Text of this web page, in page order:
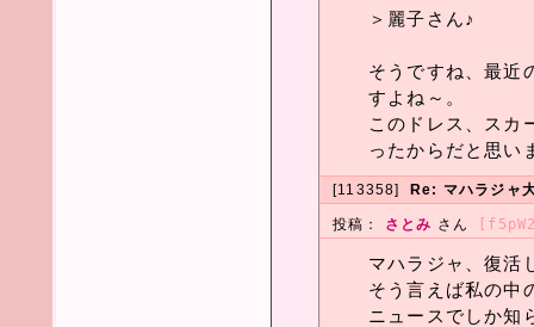
＞麗子さん♪
そうですね、最近
すよね～。
このドレス、スカ
ったからだと思い
[113358] Re: マハラジャ
投稿： さとみ さん
マハラジャ、復活
そう言えば私の中
ニュースでしか知